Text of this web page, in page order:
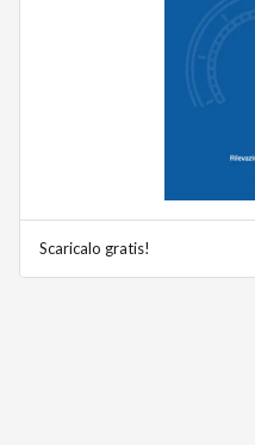
Scaricalo gratis!